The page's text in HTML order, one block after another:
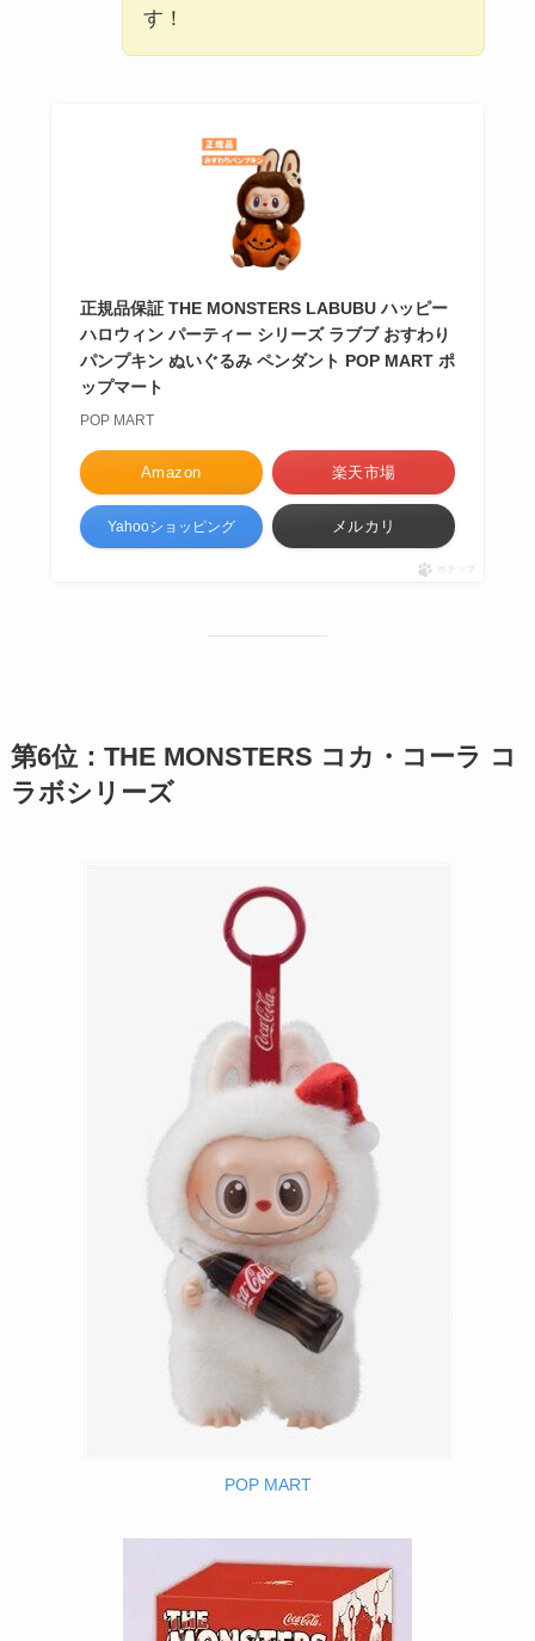
す！
正規品保証 THE MONSTERS LABUBU ハッピー
ハロウィン パーティー シリーズ ラブブ おすわり
パンプキン ぬいぐるみ ペンダント POP MART ポ
ップマート
POP MART
Amazon 楽天市場
Yahooショッピング メルカリ
ポチップ
第6位：THE MONSTERS コカ・コーラ コ
ラボシリーズ
POP MART